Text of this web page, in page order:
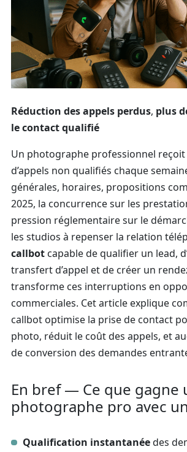
Réduction des appels perdus, plus
le contact qualifié
Un photographe professionnel reçoit
d’appels non qualifiés chaque
générales, horaires, propositions
2025, la concurrence sur les
pression réglementaire sur le
les studios à repenser la relation
callbot capable de qualifier un lead,
transfert d’appel et de créer un
transforme ces interruptions en
commerciales. Cet article explique
callbot optimise la prise de contact
photo, réduit le coût des appels, et
de conversion des demandes
En bref — Ce que gagne
photographe pro avec
Qualification instantanéedes